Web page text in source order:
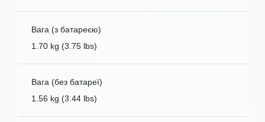
Вага (з батареєю)
1.70 kg (3.75 lbs)
Вага (без батареї)
1.56 kg (3.44 lbs)